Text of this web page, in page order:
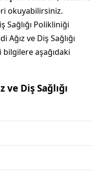
okuyabilirsiniz.
Sağlığı Polikliniği
Ağız ve Diş Sağlığı
bilgilere aşağıdaki
Diş Sağlığı